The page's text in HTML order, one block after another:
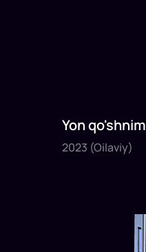
2023
1x40daq.
Yon qo'shnim
2023 (Oilaviy)